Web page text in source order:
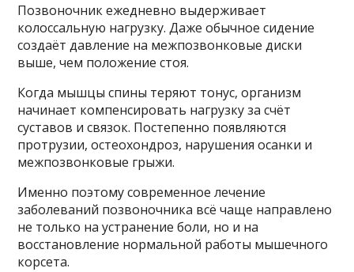
Позвоночник ежедневно выдерживает
колоссальную нагрузку. Даже обычное сидение
создаёт давление на межпозвонковые диски
выше, чем положение стоя.
Когда мышцы спины теряют тонус, организм
начинает компенсировать нагрузку за счёт
суставов и связок. Постепенно появляются
протрузии, остеохондроз, нарушения осанки и
межпозвонковые грыжи.
Именно поэтому современное лечение
заболеваний позвоночника всё чаще направлено
не только на устранение боли, но и на
восстановление нормальной работы мышечного
корсета.